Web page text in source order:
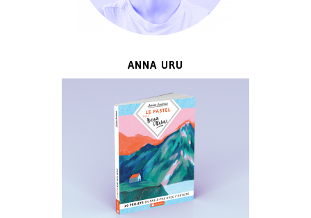
ANNA URU